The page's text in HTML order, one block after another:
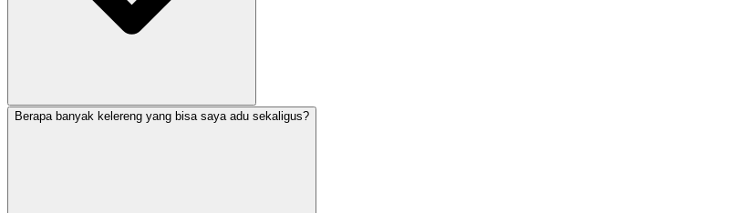
Berapa banyak kelereng yang bisa saya adu sekaligus?